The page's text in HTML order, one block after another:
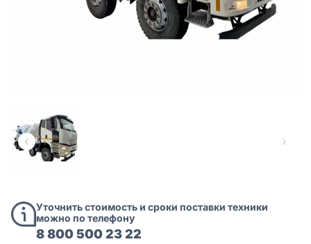
Уточнить стоимость и сроки поставки техники
можно по телефону
8 800 500 23 22